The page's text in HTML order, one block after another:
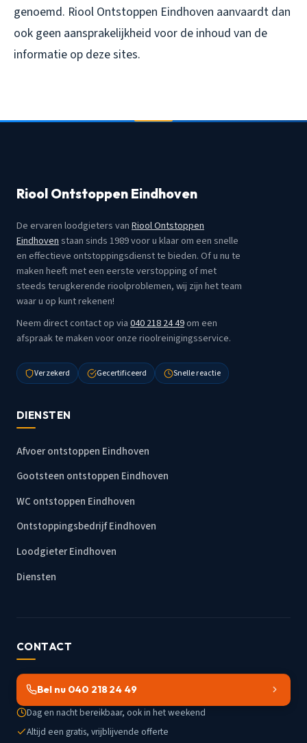
genoemd. Riool Ontstoppen Eindhoven aanvaardt dan
ook geen aansprakelijkheid voor de inhoud van de
informatie op deze sites.
Riool Ontstoppen Eindhoven
De ervaren loodgieters vanRiool Ontstoppen
Eindhovenstaan sinds 1989 voor u klaar om een snelle
en effectieve ontstoppingsdienst te bieden. Of u nu te
maken heeft met een eerste verstopping of met
steeds terugkerende rioolproblemen, wij zijn het team
waar u op kunt rekenen!
Neem direct contact op via040 218 24 49om een
afspraak te maken voor onze rioolreinigingsservice.
Verzekerd Gecertificeerd Snelle reactie
DIENSTEN
Afvoer ontstoppen Eindhoven
Gootsteen ontstoppen Eindhoven
WC ontstoppen Eindhoven
Ontstoppingsbedrijf Eindhoven
Loodgieter Eindhoven
Diensten
CONTACT
Bel nu 040 218 24 49
Dag en nacht bereikbaar, ook in het weekend
Altijd een gratis, vrijblijvende offerte